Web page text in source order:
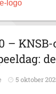
–
5 oktober